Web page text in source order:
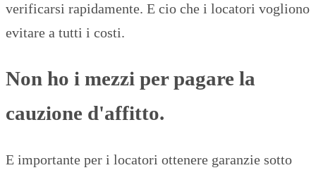
verificarsi rapidamente. E cio che i locatori vogliono
evitare a tutti i costi.
Non ho i mezzi per pagare la
cauzione d'affitto.
E importante per i locatori ottenere garanzie sotto